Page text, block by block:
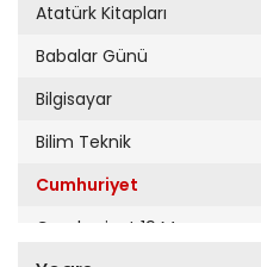
Atatürk Kitapları
Babalar Günü
Bilgisayar
Bilim Teknik
Cumhuriyet
Cumhuriyet 19 Mayıs